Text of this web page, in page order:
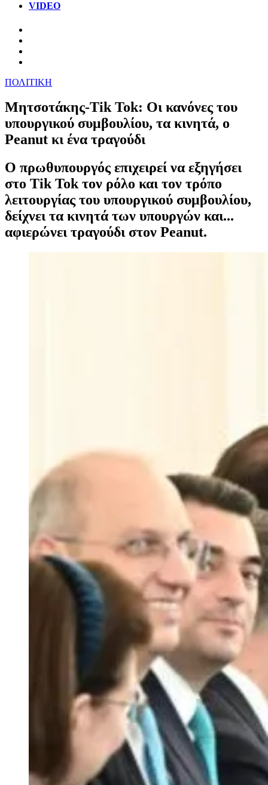
VIDEO
ΠΟΛΙΤΙΚΗ
Μητσοτάκης-Tik Tok: Οι κανόνες του
υπουργικού συμβουλίου, τα κινητά, ο
Peanut κι ένα τραγούδι
Ο πρωθυπουργός επιχειρεί να εξηγήσει
στο Tik Tok τον ρόλο και τον τρόπο
λειτουργίας του υπουργικού συμβουλίου,
δείχνει τα κινητά των υπουργών και...
αφιερώνει τραγούδι στον Peanut.